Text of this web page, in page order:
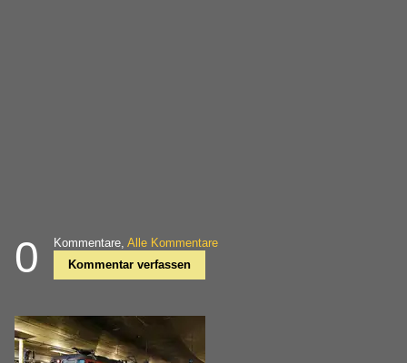
0 Kommentare, Alle Kommentare
Kommentar verfassen